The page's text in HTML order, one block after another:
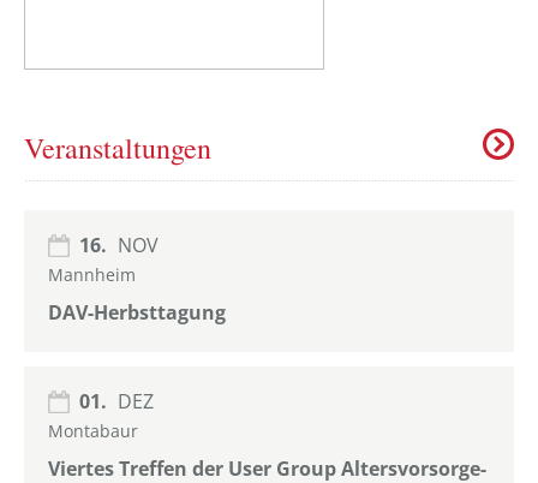
Veranstaltungen
16. NOV
Mannheim
DAV-Herbsttagung
01. DEZ
Montabaur
Viertes Treffen der User Group Altersvorsorge-